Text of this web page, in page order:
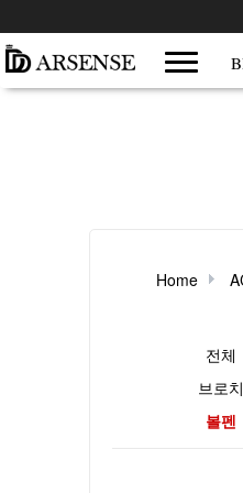
쇼핑몰 카테고리
Home
현재 상품 분류
전체
브로치
볼펜